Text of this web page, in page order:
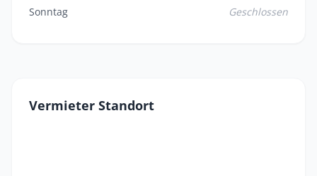
Sonntag Geschlossen
Vermieter Standort